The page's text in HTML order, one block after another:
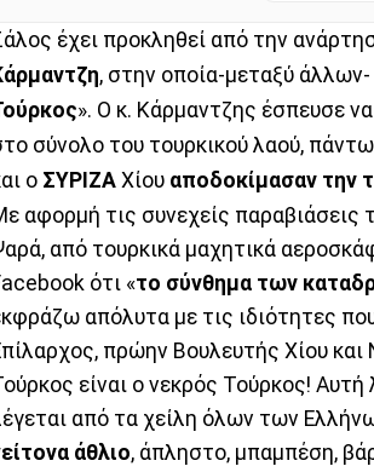
έχει προκληθεί από την
, στην οποία-μεταξύ άλλων-
». Ο κ. Κάρμαντζης έσπευσε
σύνολο του τουρκικού λαού,
ο ΣΥΡΙΖΑ Χίου αποδοκίμασαν την
αφορμή τις συνεχείς παραβιάσεις
από τουρκικά μαχητικά
ότι «το σύνθημα των
απόλυτα με τις ιδιότητες
πρώην Βουλευτής Χίου και
είναι ο νεκρός Τούρκος!
από τα χείλη όλων των
άθλιο, άπληστο, μπαμπέση,